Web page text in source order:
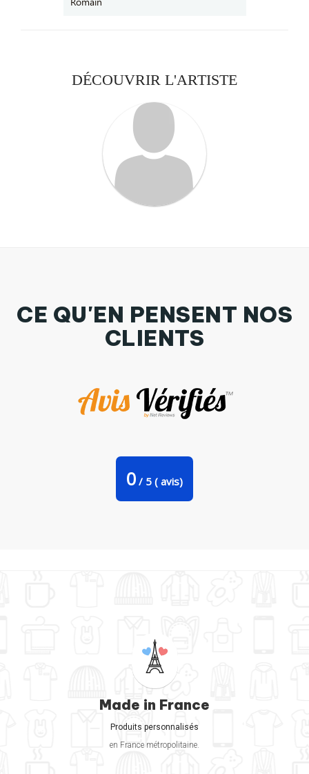
DÉCOUVRIR L'ARTISTE
CE QU'EN PENSENT NOS
CLIENTS
0 / 5 ( avis)
Made in France
Produits personnalisés
en France métropolitaine.